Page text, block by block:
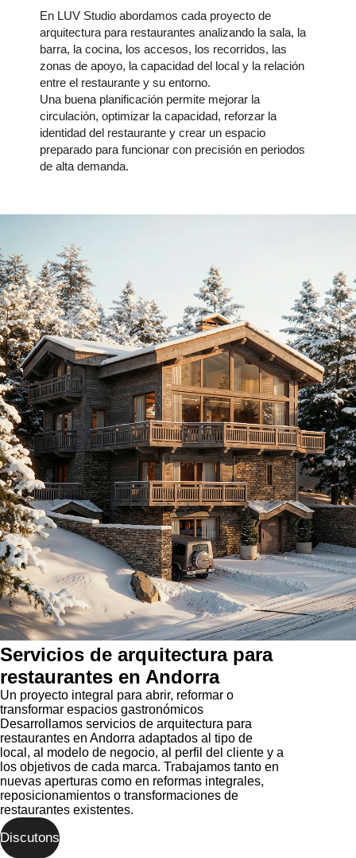
En LUV Studio abordamos cada proyecto de
arquitectura para restaurantes analizando la sala, la
barra, la cocina, los accesos, los recorridos, las
zonas de apoyo, la capacidad del local y la relación
entre el restaurante y su entorno.
Una buena planificación permite mejorar la
circulación, optimizar la capacidad, reforzar la
identidad del restaurante y crear un espacio
preparado para funcionar con precisión en periodos
de alta demanda.
Servicios de arquitectura para
restaurantes en Andorra
Un proyecto integral para abrir, reformar o
transformar espacios gastronómicos
Desarrollamos servicios de arquitectura para
restaurantes en Andorra adaptados al tipo de
local, al modelo de negocio, al perfil del cliente y a
los objetivos de cada marca. Trabajamos tanto en
nuevas aperturas como en reformas integrales,
reposicionamientos o transformaciones de
restaurantes existentes.
Discutons